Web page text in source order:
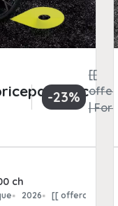
[[
|
-23%
ch
2026
[[